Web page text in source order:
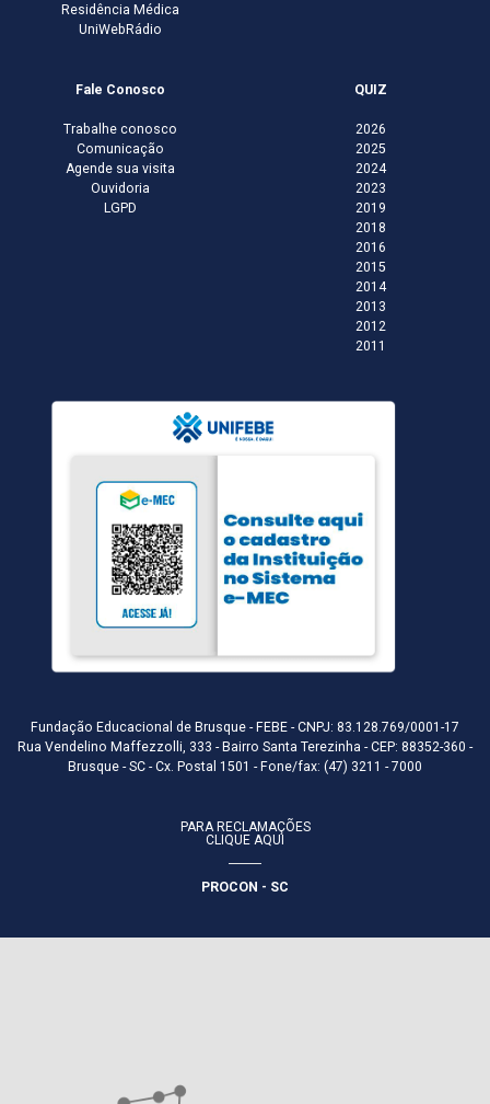
Residência Médica
UniWebRádio
Fale Conosco
Trabalhe conosco
Comunicação
Agende sua visita
Ouvidoria
LGPD
QUIZ
2026
2025
2024
2023
2019
2018
2016
2015
2014
2013
2012
2011
Fundação Educacional de Brusque - FEBE - CNPJ: 83.128.769/0001-17
Rua Vendelino Maffezzolli, 333 - Bairro Santa Terezinha - CEP: 88352-360 -
Brusque - SC - Cx. Postal 1501 - Fone/fax: (47) 3211 - 7000
PARA RECLAMAÇÕES
CLIQUE AQUI
PROCON - SC